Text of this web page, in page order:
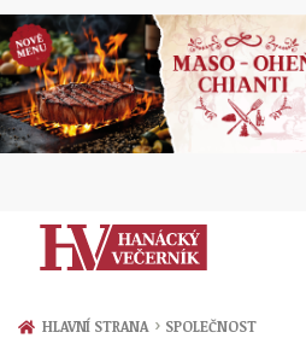
Zprávy
HLAVNÍ STRANA › SPOLEČNOST